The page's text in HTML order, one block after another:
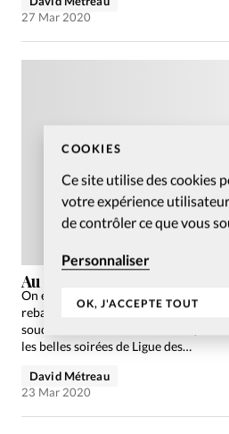
COOKIES
Ce site utilise des cookies
votre expérience
de contrôler ce que vous
Personnaliser
OK, J'ACCEPTE TOUT
27 Mar 2020
Au bout de la souffrance,
On est peu de choses. Un virus et
rebattues. Toutes les préoccupations
soudainement vaines. Annulées, les
les belles soirées de Ligue des…
David Métreau
23 Mar 2020